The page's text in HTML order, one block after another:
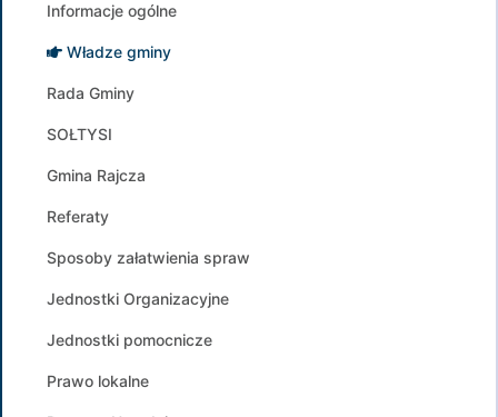
Informacje ogólne
Władze gminy
Rada Gminy
SOŁTYSI
Gmina Rajcza
Referaty
Sposoby załatwienia spraw
Jednostki Organizacyjne
Jednostki pomocnicze
Prawo lokalne